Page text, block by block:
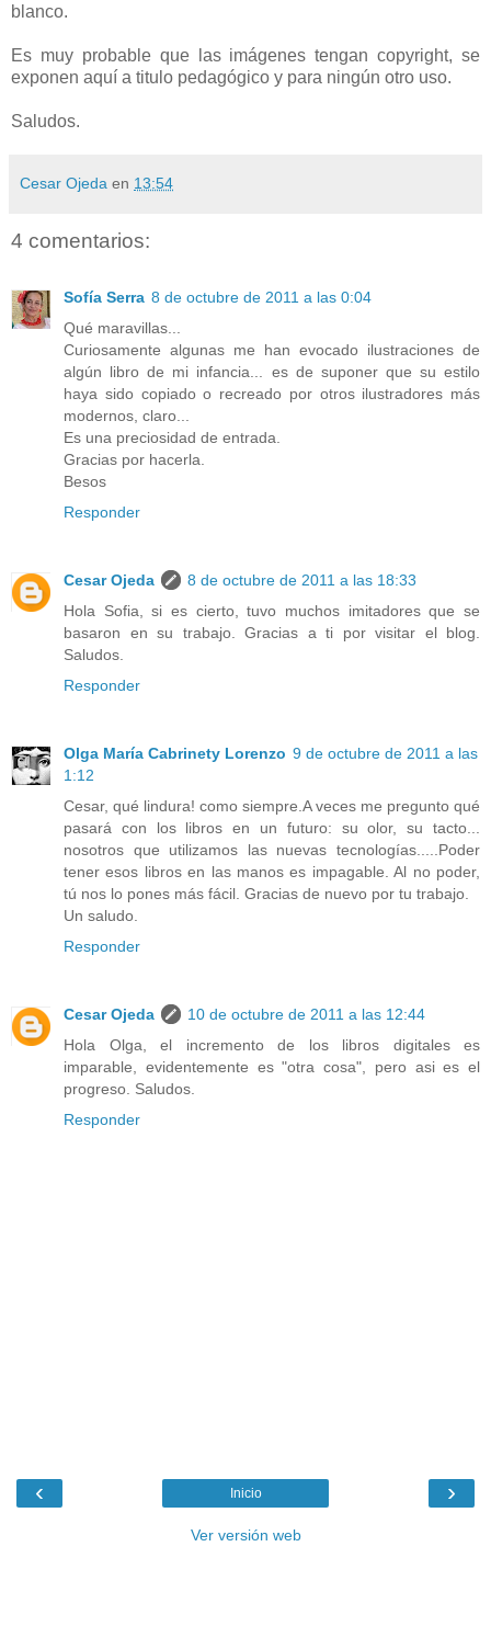
blanco.
Es muy probable que las imágenes tengan copyright, se
exponen aquí a titulo pedagógico y para ningún otro uso.
Saludos.
Cesar Ojeda en 13:54
4 comentarios:
Sofía Serra 8 de octubre de 2011 a las 0:04
Qué maravillas...
Curiosamente algunas me han evocado ilustraciones de
algún libro de mi infancia... es de suponer que su estilo
haya sido copiado o recreado por otros ilustradores más
modernos, claro...
Es una preciosidad de entrada.
Gracias por hacerla.
Besos
Responder
Cesar Ojeda
8 de octubre de 2011 a las 18:33
Hola Sofia, si es cierto, tuvo muchos imitadores que se
basaron en su trabajo. Gracias a ti por visitar el blog.
Saludos.
Responder
Olga María Cabrinety Lorenzo 9 de octubre de 2011 a las
1:12
Cesar, qué lindura! como siempre.A veces me pregunto qué
pasará con los libros en un futuro: su olor, su tacto...
nosotros que utilizamos las nuevas tecnologías.....Poder
tener esos libros en las manos es impagable. Al no poder,
tú nos lo pones más fácil. Gracias de nuevo por tu trabajo.
Un saludo.
Responder
Cesar Ojeda
10 de octubre de 2011 a las 12:44
Hola Olga, el incremento de los libros digitales es
imparable, evidentemente es "otra cosa", pero asi es el
progreso. Saludos.
Responder
‹ ›
Inicio
Ver versión web